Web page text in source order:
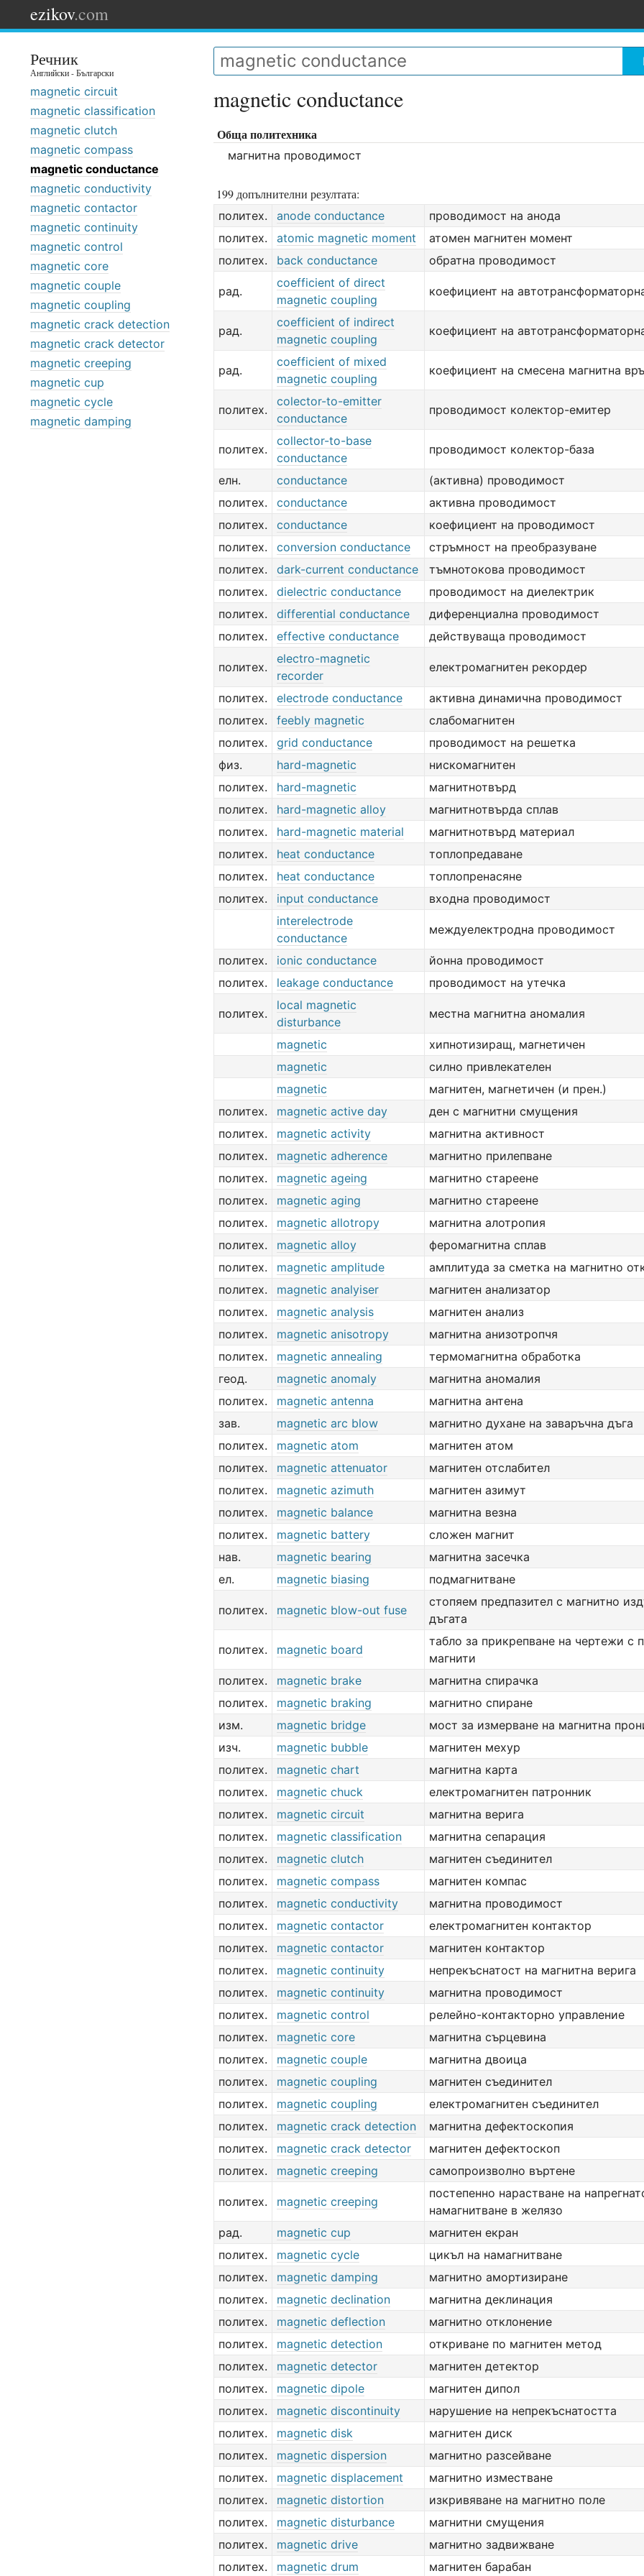
ezikov.com
Речник
Английски - Български
magnetic circuit
magnetic classification
magnetic clutch
magnetic compass
magnetic conductance
magnetic conductivity
magnetic contactor
magnetic continuity
magnetic control
magnetic core
magnetic couple
magnetic coupling
magnetic crack detection
magnetic crack detector
magnetic creeping
magnetic cup
magnetic cycle
magnetic damping
magnetic conductance
Обща политехника
магнитна проводимост
199 допълнителни резултата:
политех. anode conductance
проводимост на анода
политех.
atomic magnetic moment
атомен магнитен момент
политех.
back conductance обратна проводимост
рад.
coefficient of direct
magnetic coupling
коефициент на
рад.
coefficient of indirect
magnetic coupling
коефициент на
рад.
coefficient of mixed
magnetic coupling
коефициент на смесена магнитна
политех.
colector-to-emitter
conductance
проводимост колектор-емитер
политех.
collector-to-base
conductance
проводимост колектор-база
елн. conductance
(активна) проводимост
политех.
conductance
активна проводимост
политех.
conductance
коефициент на проводимост
политех.
conversion conductance
стръмност на преобразуване
политех.
dark-current conductance
тъмнотокова проводимост
политех.
dielectric conductance
проводимост на диелектрик
политех.
differential conductance
диференциална проводимост
политех.
effective conductance действуваща проводимост
политех.
electro-magnetic
recorder
електромагнитен рекордер
политех. electrode conductance
активна динамична проводимост
политех.
feebly magnetic
слабомагнитен
политех.
grid conductance
проводимост на решетка
физ.
hard-magnetic
нискомагнитен
политех.
hard-magnetic
магнитнотвърд
политех.
hard-magnetic alloy
магнитнотвърда сплав
политех.
hard-magnetic material
магнитнотвърд материал
политех.
heat conductance
топлопредаване
политех.
heat conductance
топлопренасяне
политех.
input conductance
входна проводимост
interelectrode
conductance
междуелектродна проводимост
политех. ionic conductance
йонна проводимост
политех.
leakage conductance проводимост на утечка
политех.
local magnetic
disturbance
местна магнитна аномалия
magnetic
хипнотизиращ, магнетичен
magnetic
силно привлекателен
magnetic
магнитен, магнетичен (и прен.)
политех.
magnetic active day
ден с магнитни смущения
политех.
magnetic activity
магнитна активност
политех.
magnetic adherence
магнитно прилепване
политех.
magnetic ageing
магнитно стареене
политех.
magnetic aging
магнитно стареене
политех.
magnetic allotropy
магнитна алотропия
политех.
magnetic alloy
феромагнитна сплав
политех.
magnetic amplitude
амплитуда за сметка на магнитно
политех.
magnetic analyiser
магнитен анализатор
политех.
magnetic analysis
магнитен анализ
политех.
magnetic anisotropy
магнитна анизотропчя
политех.
magnetic annealing
термомагнитна обработка
геод.
magnetic anomaly
магнитна аномалия
политех.
magnetic antenna
магнитна антена
зав.
magnetic arc blow
магнитно духане на заваръчна дъга
политех.
magnetic atom
магнитен атом
политех.
magnetic attenuator
магнитен отслабител
политех.
magnetic azimuth
магнитен азимут
политех.
magnetic balance
магнитна везна
политех.
magnetic battery
сложен магнит
нав.
magnetic bearing
магнитна засечка
ел.
magnetic biasing подмагнитване
политех. magnetic blow-out fuse
стопяем предпазител с магнитно
дъгата
политех. magnetic board
табло за прикрепване на чертежи с
магнити
политех.
magnetic brake
магнитна спирачка
политех.
magnetic braking
магнитно спиране
изм.
magnetic bridge
мост за измерване на магнитна
изч.
magnetic bubble
магнитен мехур
политех.
magnetic chart
магнитна карта
политех.
magnetic chuck
електромагнитен патронник
политех.
magnetic circuit
магнитна верига
политех.
magnetic classification
магнитна сепарация
политех.
magnetic clutch
магнитен съединител
политех.
magnetic compass
магнитен компас
политех.
magnetic conductivity
магнитна проводимост
политех.
magnetic contactor
електромагнитен контактор
политех.
magnetic contactor
магнитен контактор
политех.
magnetic continuity
непрекъснатост на магнитна верига
политех.
magnetic continuity
магнитна проводимост
политех.
magnetic control
релейно-контакторно управление
политех.
magnetic core
магнитна сърцевина
политех.
magnetic couple
магнитна двоица
политех.
magnetic coupling
магнитен съединител
политех.
magnetic coupling
електромагнитен съединител
политех.
magnetic crack detection
магнитна дефектоскопия
политех.
magnetic crack detector
магнитен дефектоскоп
политех.
magnetic creeping самопроизволно въртене
политех. magnetic creeping
постепенно нарастване на
намагнитване в желязо
рад.
magnetic cup
магнитен екран
политех.
magnetic cycle
цикъл на намагнитване
политех.
magnetic damping
магнитно амортизиране
политех.
magnetic declination
магнитна деклинация
политех.
magnetic deflection
магнитно отклонение
политех.
magnetic detection
откриване по магнитен метод
политех.
magnetic detector
магнитен детектор
политех.
magnetic dipole
магнитен дипол
политех.
magnetic discontinuity
нарушение на непрекъснатостта
политех.
magnetic disk
магнитен диск
политех.
magnetic dispersion
магнитно разсейване
политех.
magnetic displacement
магнитно изместване
политех.
magnetic distortion
изкривяване на магнитно поле
политех.
magnetic disturbance
магнитни смущения
политех.
magnetic drive
магнитно задвижване
политех.
magnetic drum магнитен барабан